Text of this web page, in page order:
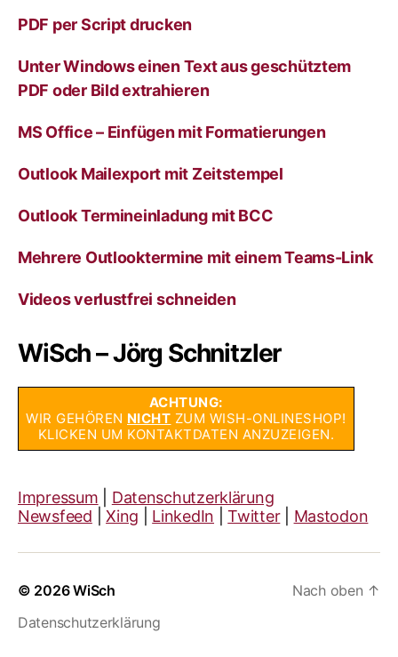
PDF per Script drucken
Unter Windows einen Text aus geschütztem
PDF oder Bild extrahieren
MS Office – Einfügen mit Formatierungen
Outlook Mailexport mit Zeitstempel
Outlook Termineinladung mit BCC
Mehrere Outlooktermine mit einem Teams-Link
Videos verlustfrei schneiden
WiSch – Jörg Schnitzler
ACHTUNG:
WIR GEHÖREN NICHT ZUM WISH-ONLINESHOP!
KLICKEN UM KONTAKTDATEN ANZUZEIGEN.
Impressum
Datenschutzerklärung
Newsfeed |Xing LinkedIn |Twitter Mastodon
© 2026WiSch
Datenschutzerklärung
Nach oben ↑